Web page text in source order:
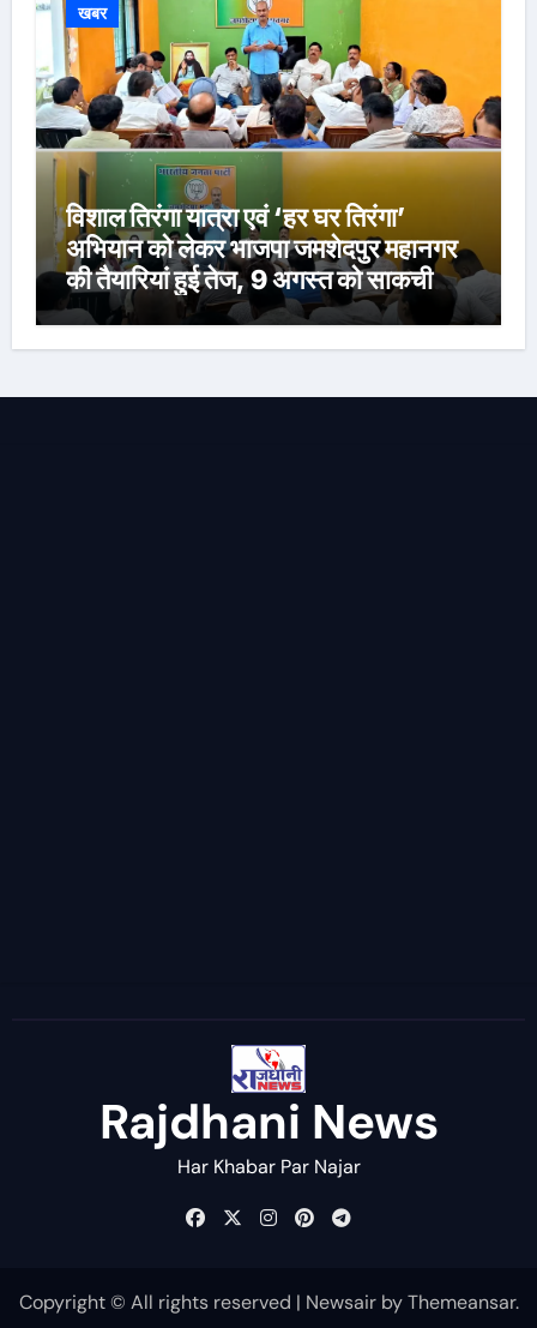
खबर
विशाल तिरंगा यात्रा एवं ‘हर घर तिरंगा’
अभियान को लेकर भाजपा जमशेदपुर महानगर
की तैयारियां हुई तेज, 9 अगस्त को साकची
नेताजी सुभाष मैदान से निकलेगी विशाल तिरंगा
यात्रा
Rajdhani News
Har Khabar Par Najar
Copyright © All rights reserved | NewsairbyThemeansar.